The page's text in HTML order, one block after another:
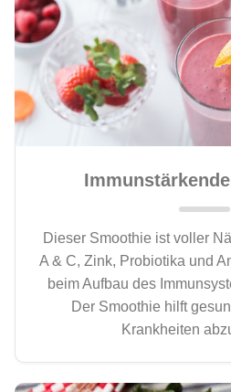
Dieser Smoothie ist voller
A & C, Zink, Probiotika und
beim Aufbau des
Der Smoothie hilft
Krankheiten